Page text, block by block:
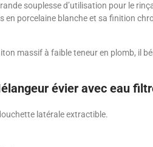
souplesse d’utilisation pour le
en porcelaine blanche et sa finition
massif à faible teneur en plomb, il
évier avec eau
latérale extractible.